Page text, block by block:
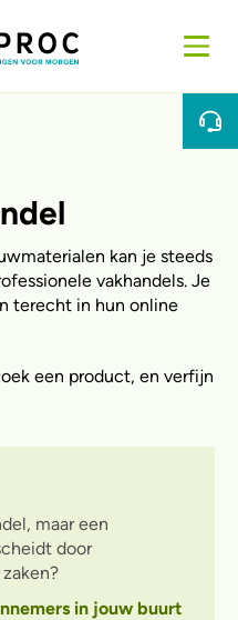
kan je steeds
vakhandels. Je
terecht in hun online
een product, en verfijn
maar een
door
in jouw buurt